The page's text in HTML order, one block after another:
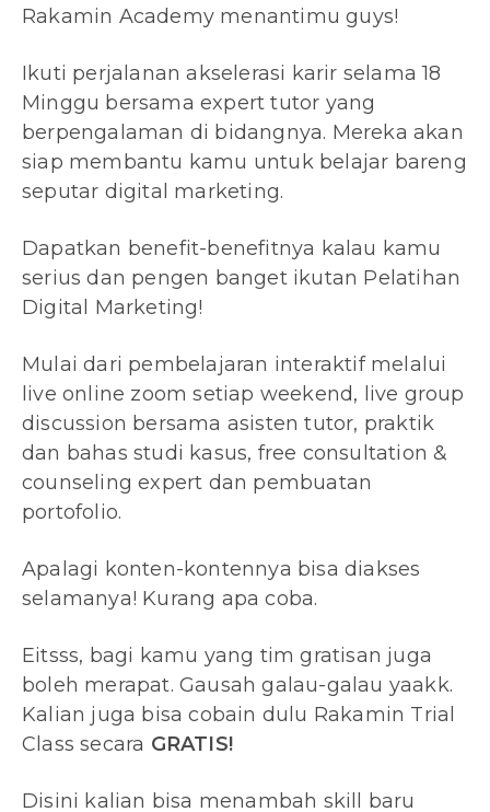
Rakamin Academy menantimu guys!
Ikuti perjalanan akselerasi karir selama 18
Minggu bersama expert tutor yang
berpengalaman di bidangnya. Mereka akan
siap membantu kamu untuk belajar bareng
seputar digital marketing.
Dapatkan benefit-benefitnya kalau kamu
serius dan pengen banget ikutan Pelatihan
Digital Marketing!
Mulai dari pembelajaran interaktif melalui
live online zoom setiap weekend, live group
discussion bersama asisten tutor, praktik
dan bahas studi kasus, free consultation &
counseling expert dan pembuatan
portofolio.
Apalagi konten-kontennya bisa diakses
selamanya! Kurang apa coba.
Eitsss, bagi kamu yang tim gratisan juga
boleh merapat. Gausah galau-galau yaakk.
Kalian juga bisa cobain dulu Rakamin Trial
Class secara GRATIS!
Disini kalian bisa menambah skill baru